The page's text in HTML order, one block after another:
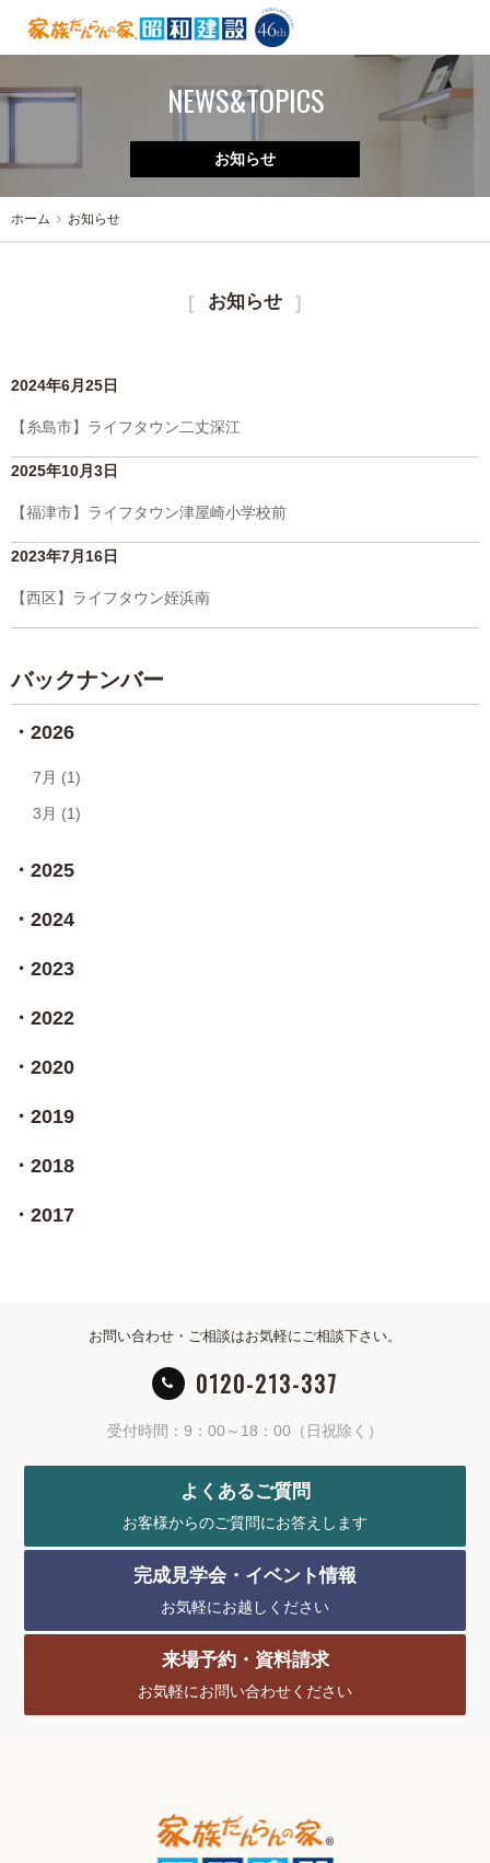
NEWS&TOPICS
お知らせ
ホーム お知らせ
お知らせ
2024年6月25日
【糸島市】ライフタウン二丈深江
2025年10月3日
【福津市】ライフタウン津屋崎小学校前
2023年7月16日
【西区】ライフタウン姪浜南
バックナンバー
2026
7月 (1)
3月 (1)
2025
2024
2023
2022
2020
2019
2018
2017
お問い合わせ・ご相談はお気軽にご相談下さい。
0120-213-337
受付時間：9：00～18：00（日祝除く）
よくあるご質問
お客様からのご質問にお答えします
完成見学会・イベント情報
お気軽にお越しください
来場予約・資料請求
お気軽にお問い合わせください